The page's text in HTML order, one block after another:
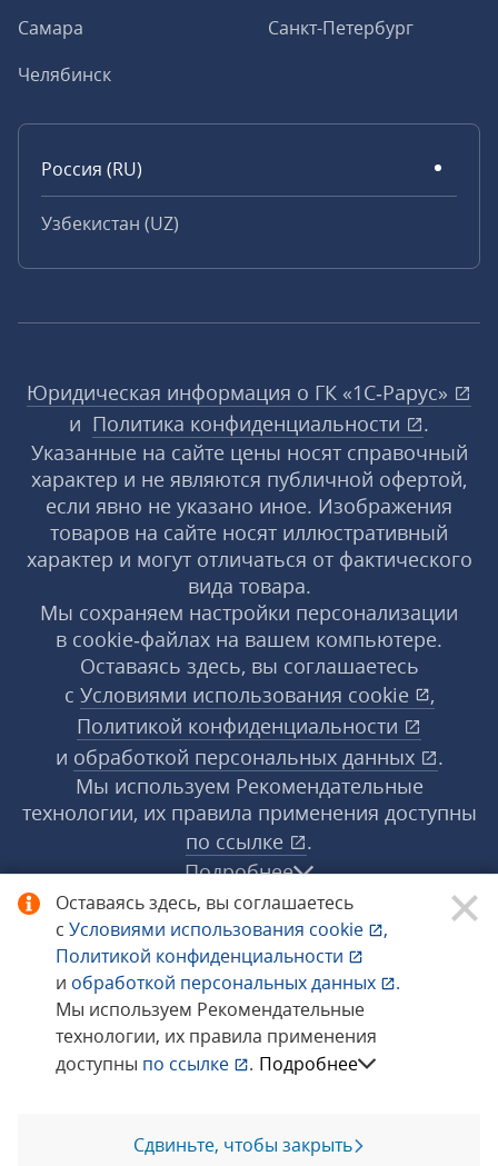
Оставаясь здесь, вы соглашаетесь
с Условиями использования cookie
,
Политикой конфиденциальности
и обработкой персональных данных
.
Мы используем Рекомендательные
технологии, их правила применения
доступны по ссылке . Подробнее
Сдвиньте, чтобы закрыть
Самара
Санкт-Петербург
Челябинск
Россия (RU)
Узбекистан (UZ)
Юридическая информация о ГК «1С‑Рарус»
и Политика конфиденциальности
.
Указанные на сайте цены носят справочный
характер и не являются публичной офертой,
если явно не указано иное. Изображения
товаров на сайте носят иллюстративный
характер и могут отличаться от фактического
вида товара.
Мы сохраняем настройки персонализации
в cookie‑файлах на вашем компьютере.
Оставаясь здесь, вы соглашаетесь
с Условиями использования cookie
,
Политикой конфиденциальности
и обработкой персональных данных
.
Мы используем Рекомендательные
технологии, их правила применения доступны
по ссылке
.
Подробнее
© 1998−2026 «1С‑Рарус» ®. Все права
защищены.
Сообщить об ошибке
Позвоните мне